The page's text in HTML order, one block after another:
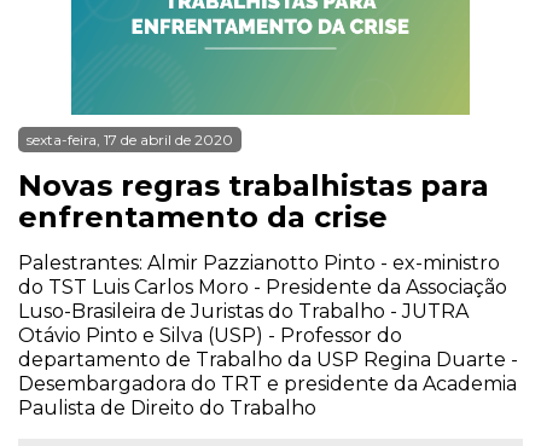
sexta-feira, 17 de abril de 2020
Novas regras trabalhistas para
enfrentamento da crise
Palestrantes: Almir Pazzianotto Pinto - ex-ministro
do TST Luis Carlos Moro - Presidente da Associação
Luso-Brasileira de Juristas do Trabalho - JUTRA
Otávio Pinto e Silva (USP) - Professor do
departamento de Trabalho da USP Regina Duarte -
Desembargadora do TRT e presidente da Academia
Paulista de Direito do Trabalho